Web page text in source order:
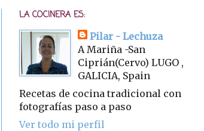
LA COCINERA ES:
Pilar - Lechuza
A Mariña -San
Ciprián(Cervo) LUGO ,
GALICIA, Spain
Recetas de cocina tradicional con
fotografías paso a paso
Ver todo mi perfil